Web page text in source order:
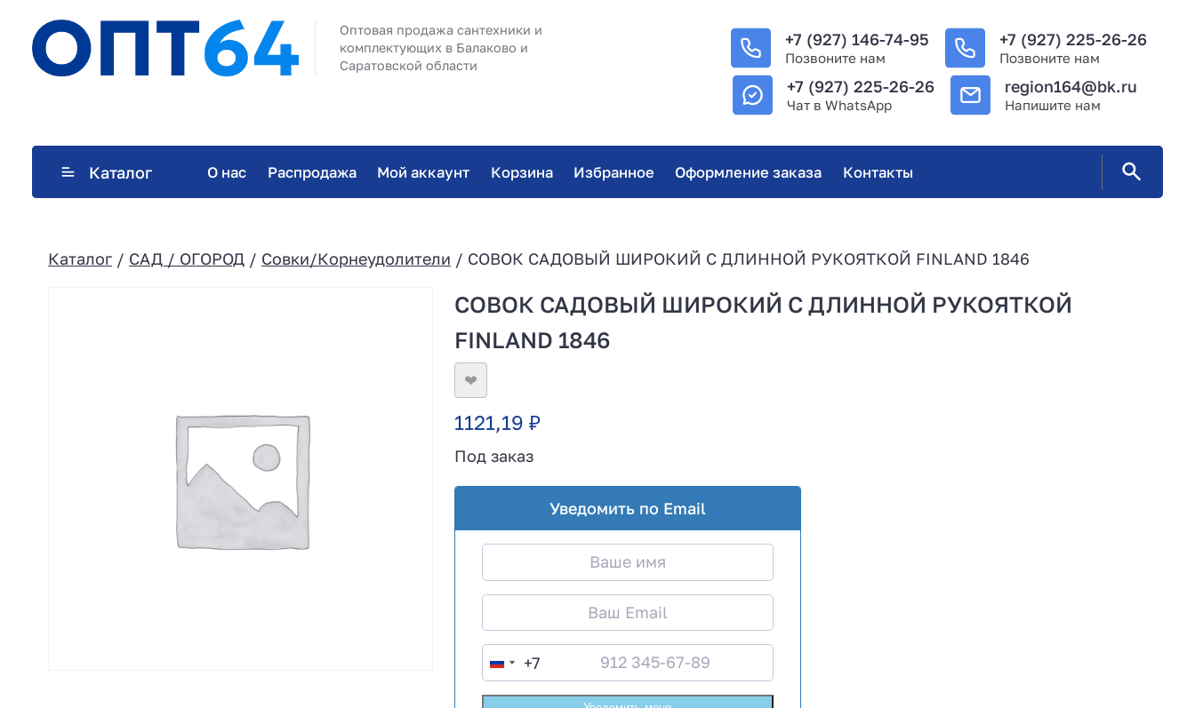
Оптовая продажа сантехники и
комплектующих в Балаково и
Саратовской области
+7 (927) 146-74-95
Позвоните нам
+7 (927) 225-26-26
Позвоните нам
+7 (927) 225-26-26
Чат в WhatsApp
region164@bk.ru
Напишите нам
Каталог О нас Распродажа Мой аккаунт Корзина Избранное Оформление заказа Контакты
Каталог / САД / ОГОРОД / Совки/Корнеудолители / СОВОК САДОВЫЙ ШИРОКИЙ С ДЛИННОЙ РУКОЯТКОЙ FINLAND 1846
СОВОК САДОВЫЙ ШИРОКИЙ С ДЛИННОЙ РУКОЯТКОЙ
FINLAND 1846
❤
1121,19₽
Под заказ
Уведомить по Email
R
u
+7